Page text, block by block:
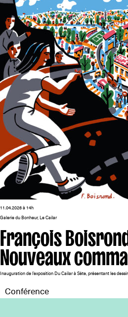
11.04.2026 à 14h
Galerie du Bonheur, Le Cailar
François
Nouveaux
Inauguration de l’exposition Du Cailar à Sète, présentant les
Conférence